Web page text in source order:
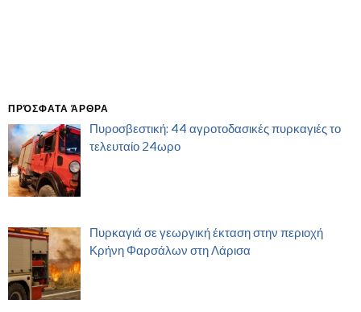
ΠΡΌΣΦΑΤΑ ΆΡΘΡΑ
Πυροσβεστική: 44 αγροτοδασικές πυρκαγιές το
τελευταίο 24ωρο
Πυρκαγιά σε γεωργική έκταση στην περιοχή
Κρήνη Φαρσάλων στη Λάρισα